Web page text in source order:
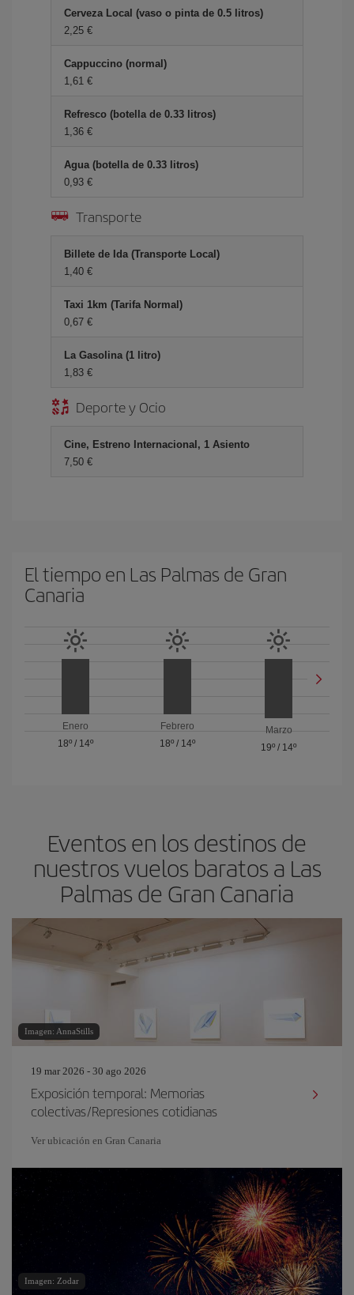
Cerveza Local (vaso o pinta de 0.5 litros)
2,25 €
Cappuccino (normal)
1,61 €
Refresco (botella de 0.33 litros)
1,36 €
Agua (botella de 0.33 litros)
0,93 €
Transporte
Billete de Ida (Transporte Local)
1,40 €
Taxi 1km (Tarifa Normal)
0,67 €
La Gasolina (1 litro)
1,83 €
Deporte y Ocio
Cine, Estreno Internacional, 1 Asiento
7,50 €
El tiempo en Las Palmas de Gran
Canaria
Enero
18º/ 14º
Febrero
18º/ 14º
Marzo
19º / 14º
Eventos en los destinos de
nuestros vuelos baratos a Las
Palmas de Gran Canaria
Imagen: AnnaStills
19 mar 2026 - 30 ago 2026
Exposición temporal: Memorias
colectivas/Represiones cotidianas
Ver ubicación en Gran Canaria
Imagen: Zodar